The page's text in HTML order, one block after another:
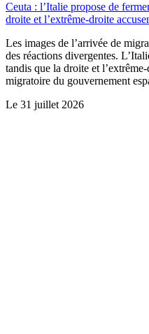
Ceuta : l’Italie propose de
droite et l’extrême-droite
Les images de l’arrivée de
des réactions divergentes.
tandis que la droite et
migratoire du gouvernement
Le 31 juillet 2026